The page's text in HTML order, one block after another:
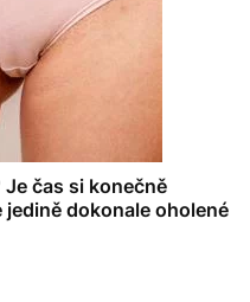
čas si konečně
dokonale oholené